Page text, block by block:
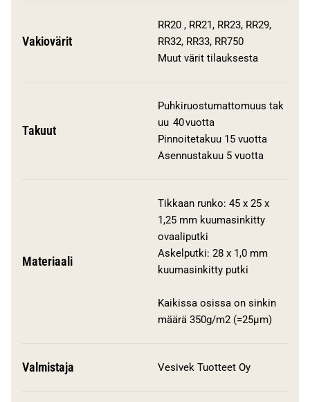
Vakiovärit
RR20 , RR21, RR23, RR29,
RR32, RR33, RR750
Muut värit tilauksesta
Takuut
Puhkiruostumattomuus tak
uu 40 vuotta
Pinnoitetakuu 15 vuotta
Asennustakuu 5 vuotta
Materiaali
Tikkaan runko: 45 x 25 x
1,25 mm kuumasinkitty
ovaaliputki
Askelputki: 28 x 1,0 mm
kuumasinkitty putki
Kaikissa osissa on sinkin
määrä 350g/m2 (=25µm)
Valmistaja Vesivek Tuotteet Oy